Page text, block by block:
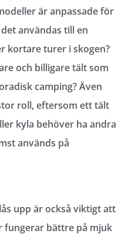
är anpassade för
användas till en
kortare turer i skogen?
och billigare tält som
camping? Även
roll, eftersom ett tält
kyla behöver ha andra
används på
upp är också viktigt att
fungerar bättre på mjuk